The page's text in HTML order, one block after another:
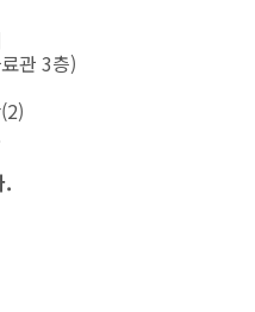
관 3층)
.